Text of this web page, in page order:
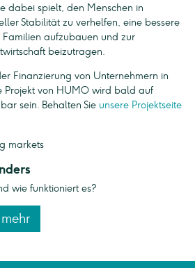
dabei spielt, den Menschen in
Stabilität zu verhelfen, eine bessere
aufzubauen und zur
beizutragen.
Finanzierung von Unternehmern in
Projekt von HUMO wird bald auf
sein. Behalten Sie unsere Projektseite
wie funktioniert es?